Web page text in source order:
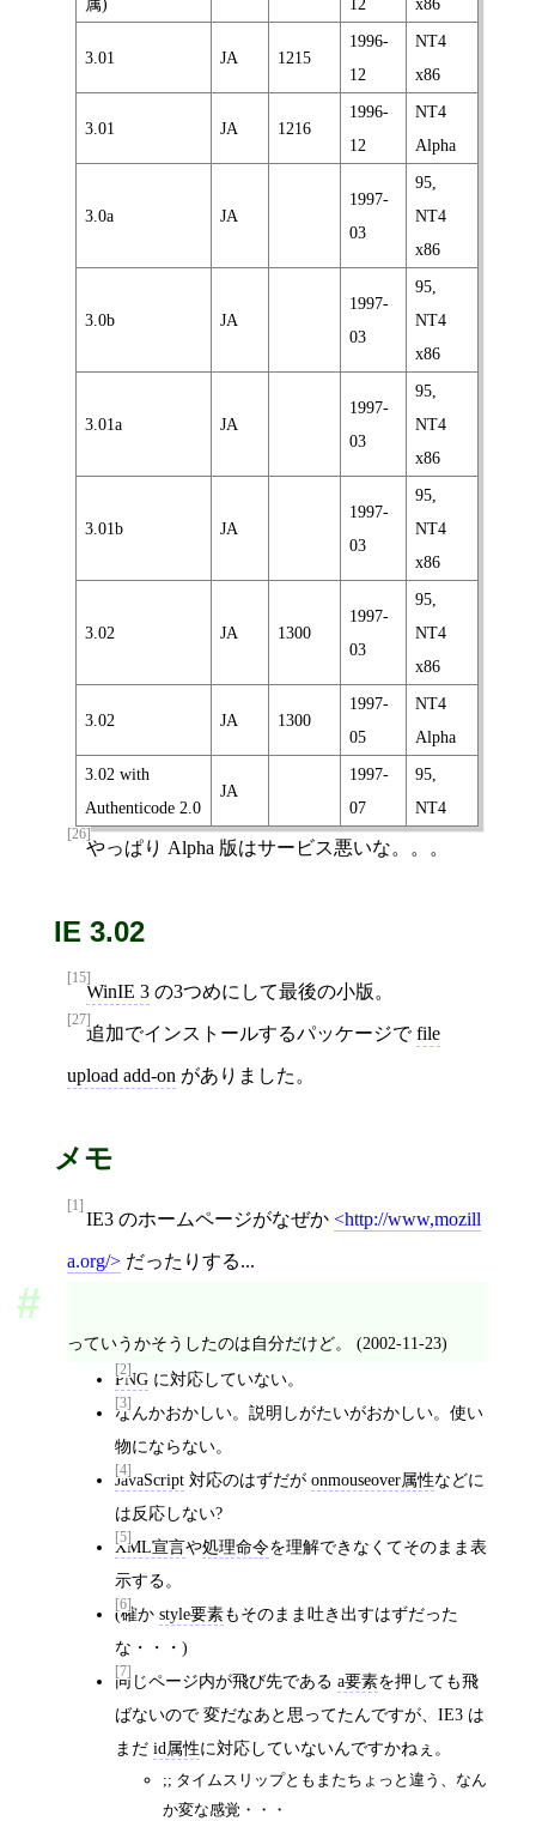
属) 12 x86
3.01 JA 1215
1996-
12
NT4
x86
3.01 JA 1216
1996-
12
NT4
Alpha
3.0a JA
1997-
03
95,
NT4
x86
3.0b JA
1997-
03
95,
NT4
x86
3.01a JA
1997-
03
95,
NT4
x86
3.01b JA
1997-
03
95,
NT4
x86
3.02 JA 1300
1997-
03
95,
NT4
x86
3.02 JA 1300
1997-
05
NT4
Alpha
3.02 with
Authenticode 2.0
JA
1997-
07
95,
NT4
[26]
やっぱり Alpha 版はサービス悪いな。。。
IE 3.02
[15]
WinIE 3 の3つめにして最後の小版。
[27]
追加でインストールするパッケージでfile
upload add-on がありました。
メモ
[1]
IE3 のホームページがなぜか http://www,mozill
a.org/ だったりする...
っていうかそうしたのは自分だけど。 (2002-11-23)
[2]
PNG に対応していない。
[3]
なんかおかしい。説明しがたいがおかしい。使い
物にならない。
[4]
JavaScript 対応のはずだが onmouseover属性などに
は反応しない?
[5]
XML宣言や処理命令を理解できなくてそのまま表
示する。
[6]
(確か style要素もそのまま吐き出すはずだった
な・・・)
[7]
同じページ内が飛び先である a要素を押しても飛
ばないので 変だなあと思ってたんですが、IE3 は
まだ id属性に対応していないんですかねぇ。
;; タイムスリップともまたちょっと違う、なん
か変な感覚・・・